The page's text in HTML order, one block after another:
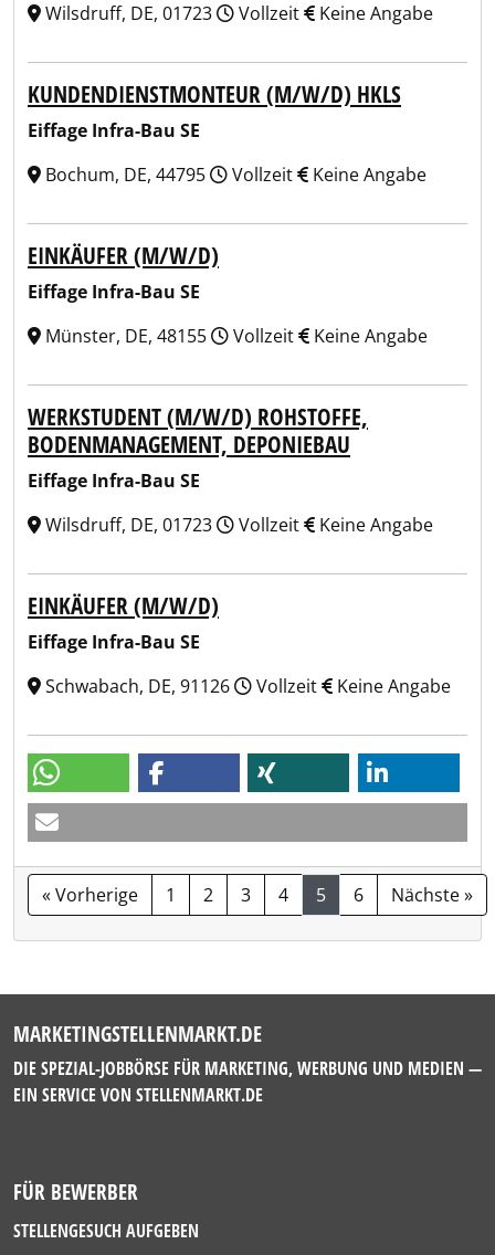
Wilsdruff, DE, 01723
Vollzeit Keine Angabe
KUNDENDIENSTMONTEUR (M/W/D) HKLS
Eiffage Infra-Bau SE
Bochum, DE, 44795
Vollzeit Keine Angabe
EINKÄUFER (M/W/D)
Eiffage Infra-Bau SE
Münster, DE, 48155
Vollzeit Keine Angabe
WERKSTUDENT (M/W/D) ROHSTOFFE,
BODENMANAGEMENT, DEPONIEBAU
Eiffage Infra-Bau SE
Wilsdruff, DE, 01723
Vollzeit Keine Angabe
EINKÄUFER (M/W/D)
Eiffage Infra-Bau SE
Schwabach, DE, 91126
Vollzeit Keine Angabe
« Vorherige 1 2 3 4 5 6 Nächste »
MARKETINGSTELLENMARKT.DE
DIE SPEZIAL-JOBBÖRSE FÜR MARKETING, WERBUNG UND MEDIEN —
EIN SERVICE VON STELLENMARKT.DE
FÜR BEWERBER
STELLENGESUCH AUFGEBEN